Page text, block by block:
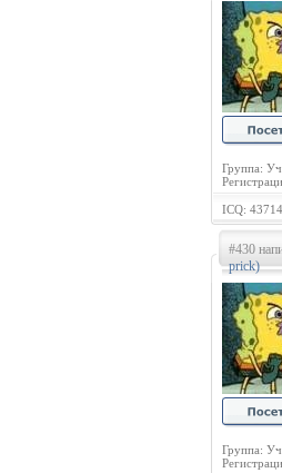
Группа:
ICQ:
#430
prick)
Группа: